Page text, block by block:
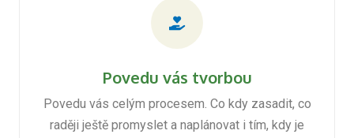
Povedu vás tvorbou
Povedu vás celým procesem. Co kdy zasadit, co
raději ještě promyslet a naplánovat i tím, kdy je